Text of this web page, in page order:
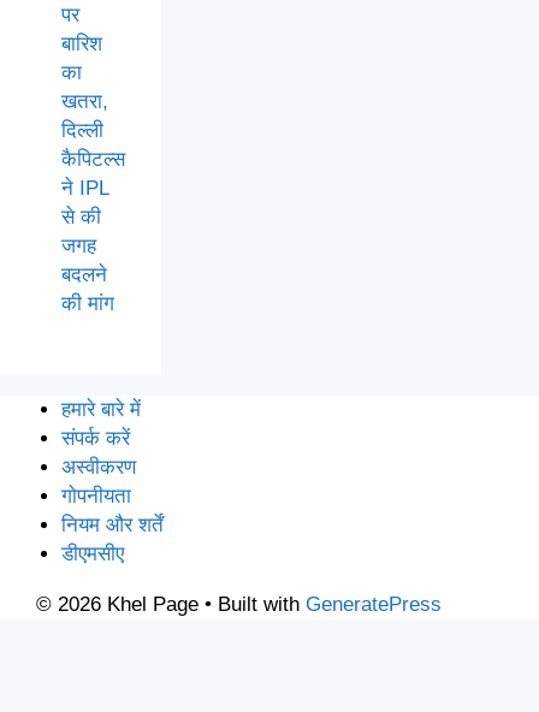
पर
बारिश
का
खतरा,
दिल्ली
कैपिटल्स
ने IPL
से की
जगह
बदलने
की मांग
हमारे बारे में
संपर्क करें
अस्वीकरण
गोपनीयता
नियम और शर्तें
डीएमसीए
© 2026 Khel Page • Built with GeneratePress